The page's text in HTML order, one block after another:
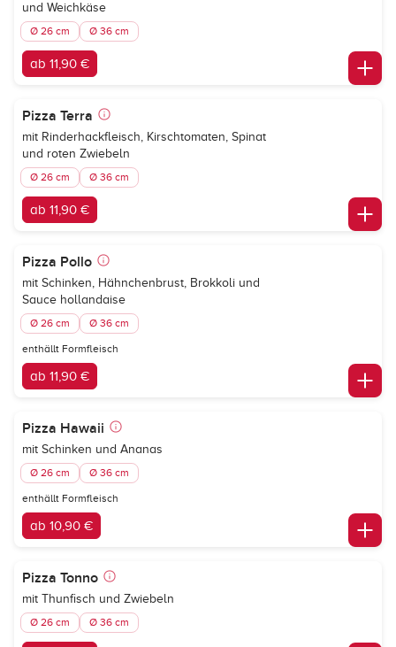
und Weichkäse
Ø 26 cm Ø 36 cm
ab 11,90 €
Pizza Terra
mit Rinderhackfleisch, Kirschtomaten, Spinat
und roten Zwiebeln
Ø 26 cm Ø 36 cm
ab 11,90 €
Pizza Pollo
mit Schinken, Hähnchenbrust, Brokkoli und
Sauce hollandaise
Ø 26 cm Ø 36 cm
enthällt Formfleisch
ab 11,90 €
Pizza Hawaii
mit Schinken und Ananas
Ø 26 cm Ø 36 cm
enthällt Formfleisch
ab 10,90 €
Pizza Tonno
mit Thunfisch und Zwiebeln
Ø 26 cm Ø 36 cm